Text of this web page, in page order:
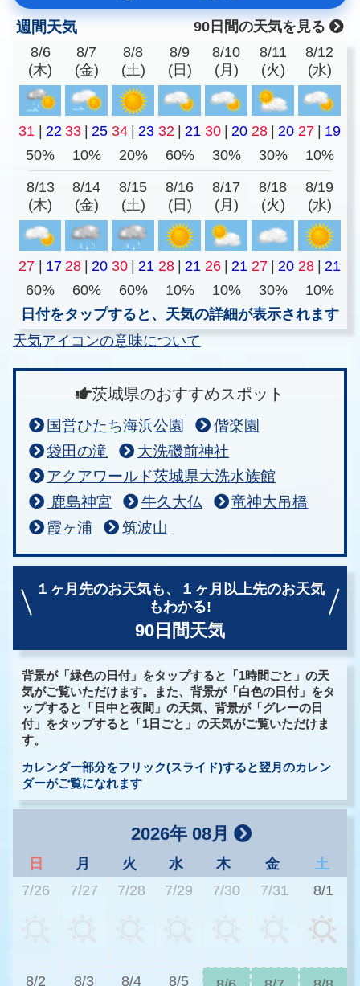
週間天気
90日間の天気を見る
8/6
(木)
8/7
(金)
8/8
(土)
8/9
(日)
8/10
(月)
8/11
(火)
8/12
(水)
31 | 22 33 | 25 34 | 23 32 | 21 30 | 20 28 | 20 27 | 19
50%
10% 20% 60% 30% 30% 10%
8/13
(木)
8/14
(金)
8/15
(土)
8/16
(日)
8/17
(月)
8/18
(火)
8/19
(水)
27 | 17 28 | 20 30 | 21 28 | 21 26 | 21 27 | 20 28 | 21
60%
60% 60% 10% 10% 30%
10%
日付をタップすると、天気の詳細が表示されます
天気アイコンの意味について
茨城県のおすすめスポット
国営ひたち海浜公園
偕楽園
袋田の滝
大洗磯前神社
アクアワールド茨城県大洗水族館
鹿島神宮
牛久大仏
竜神大吊橋
霞ヶ浦
筑波山
１ヶ月先のお天気も、
１ヶ月以上先のお天気
もわかる!
90日間天気
背景が「緑色の日付」をタップすると「1時間ごと」の天
気がご覧いただけます。また、背景が「白色の日付」をタ
ップすると「日中と夜間」の天気、背景が「グレーの日
付」をタップすると「1日ごと」の天気がご覧いただけま
す。
カレンダー部分をフリック(スライド)すると翌月のカレン
ダーがご覧になれます
2026年 08月
日 月 火 水 木 金
土
7/26
7/27 7/28 7/29 7/30 7/31 8/1
8/2 8/3 8/4 8/5